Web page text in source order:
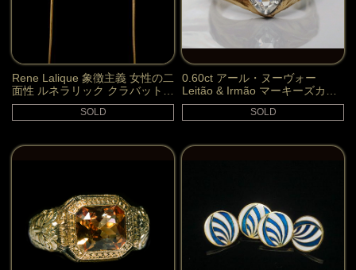
Rene Lalique 象徴主義 女性の二
面性 ルネラリック クラバットピ
ン
SOLD
0.60ct アール・ヌーヴォー
Leitão & Irmão マーキーズカッ
トダイヤモンド メンズリング 指
SOLD